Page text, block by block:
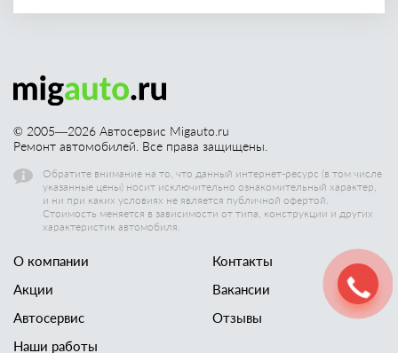
© 2005—2026 Автосервис Migauto.ru
Ремонт автомобилей. Все права защищены.
Обратите внимание на то, что данный интернет-ресурс (в том числе
указанные цены) носит исключительно ознакомительный характер,
и ни при каких условиях не является публичной офертой.
Стоимость меняется в зависимости от типа, конструкции и других
характеристик автомобиля.
О компании
Акции
Автосервис
Наши работы
Контакты
Вакансии
Отзывы